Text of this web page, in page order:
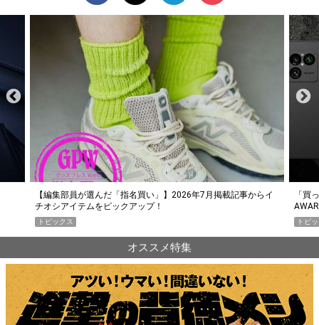
「買って損なし」の極上スマホ5選【GoodsPress 2026上半期
AWARD】
トピックス
薄着
PR
オススメ特集